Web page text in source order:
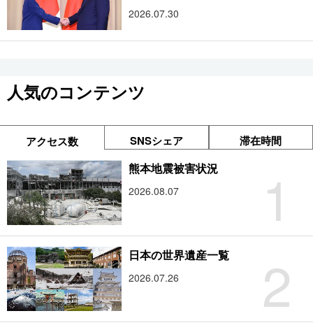
2026.07.30
人気のコンテンツ
アクセス数 SNSシェア 滞在時間
1
熊本地震被害状況
2026.08.07
2
日本の世界遺産一覧
2026.07.26